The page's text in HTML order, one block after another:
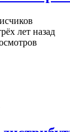
лет назад